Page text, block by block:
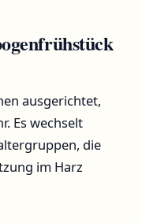
ausgerichtet,
Es wechselt
die
im Harz